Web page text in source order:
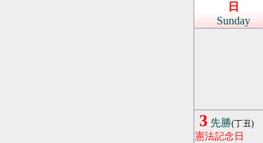
日
Sunday
3 先勝(丁丑)
憲法記念日